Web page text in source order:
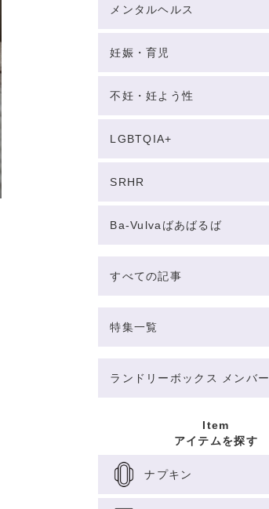
メンタルヘルス
妊娠・育児
不妊・妊よう性
LGBTQIA+
SRHR
Ba-Vulvaばあばるば
すべての記事
特集一覧
ランドリーボックス メンバー
Item
アイテムを探す
ナプキン